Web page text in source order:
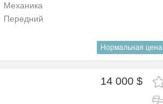
Механика
Передний
Нормальная цена
14 000 $